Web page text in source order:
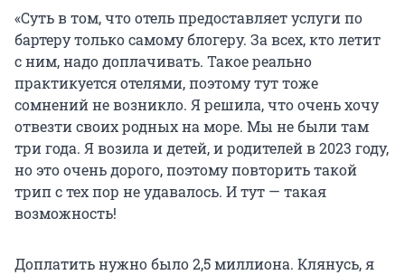
«Суть в том, что отель предоставляет услуги по
бартеру только самому блогеру. За всех, кто летит
с ним, надо доплачивать. Такое реально
практикуется отелями, поэтому тут тоже
сомнений не возникло. Я решила, что очень хочу
отвезти своих родных на море. Мы не были там
три года. Я возила и детей, и родителей в 2023 году,
но это очень дорого, поэтому повторить такой
трип с тех пор не удавалось. И тут — такая
возможность!
Доплатить нужно было 2,5 миллиона. Клянусь, я